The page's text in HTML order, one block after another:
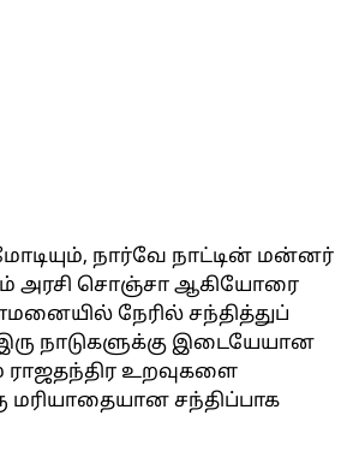
நார்வே நாட்டின் மன்னர்
அரசி சொஞ்சா ஆகியோரை
நேரில் சந்தித்துப்
இரு நாடுகளுக்கு இடையேயான
ராஜதந்திர உறவுகளை
மரியாதையான சந்திப்பாக